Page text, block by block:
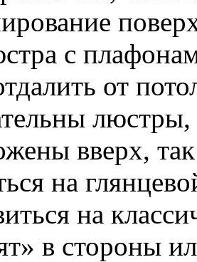
с
от
вверх,
на
на
в стороны